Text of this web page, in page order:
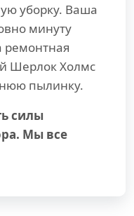
уборку. Ваша
минуту
ремонтная
Шерлок Холмс
пылинку.
силы
Мы все